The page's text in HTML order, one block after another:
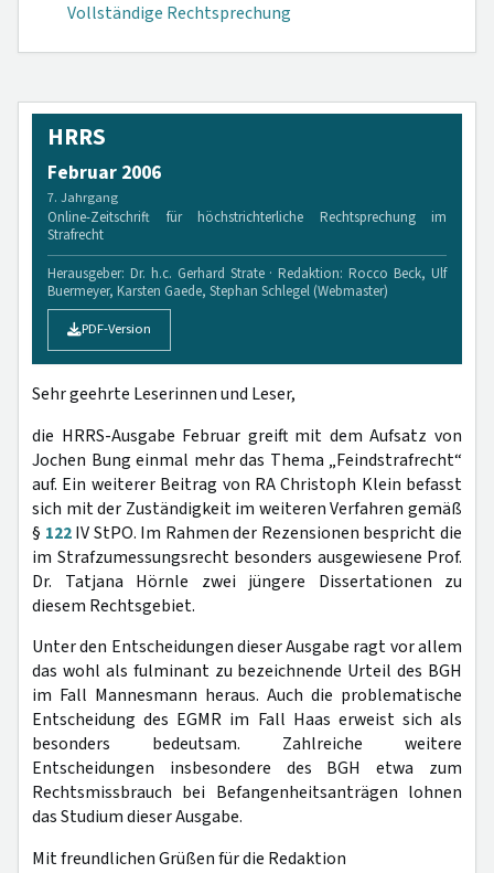
Vollständige Rechtsprechung
HRRS
Februar 2006
7. Jahrgang
Online-Zeitschrift für höchstrichterliche Rechtsprechung im
Strafrecht
Herausgeber: Dr. h.c. Gerhard Strate · Redaktion: Rocco Beck, Ulf
Buermeyer, Karsten Gaede, Stephan Schlegel (Webmaster)
PDF-Version
Sehr geehrte Leserinnen und Leser,
die HRRS-Ausgabe Februar greift mit dem Aufsatz von
Jochen Bung einmal mehr das Thema „Feindstrafrecht“
auf. Ein weiterer Beitrag von RA Christoph Klein befasst
sich mit der Zuständigkeit im weiteren Verfahren gemäß
§ 122IV StPO. Im Rahmen der Rezensionen bespricht die
im Strafzumessungsrecht besonders ausgewiesene Prof.
Dr. Tatjana Hörnle zwei jüngere Dissertationen zu
diesem Rechtsgebiet.
Unter den Entscheidungen dieser Ausgabe ragt vor allem
das wohl als fulminant zu bezeichnende Urteil des BGH
im Fall Mannesmann heraus. Auch die problematische
Entscheidung des EGMR im Fall Haas erweist sich als
besonders bedeutsam. Zahlreiche weitere
Entscheidungen insbesondere des BGH etwa zum
Rechtsmissbrauch bei Befangenheitsanträgen lohnen
das Studium dieser Ausgabe.
Mit freundlichen Grüßen für die Redaktion